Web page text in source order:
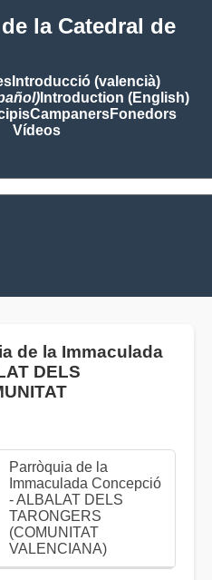
la Catedral de
Introducció (valencià)
Introduction (English)
CampanersFonedors
Vídeos
de la Immaculada
DELS
Parròquia de la
Immaculada Concepció
- ALBALAT DELS
TARONGERS
(COMUNITAT
VALENCIANA)